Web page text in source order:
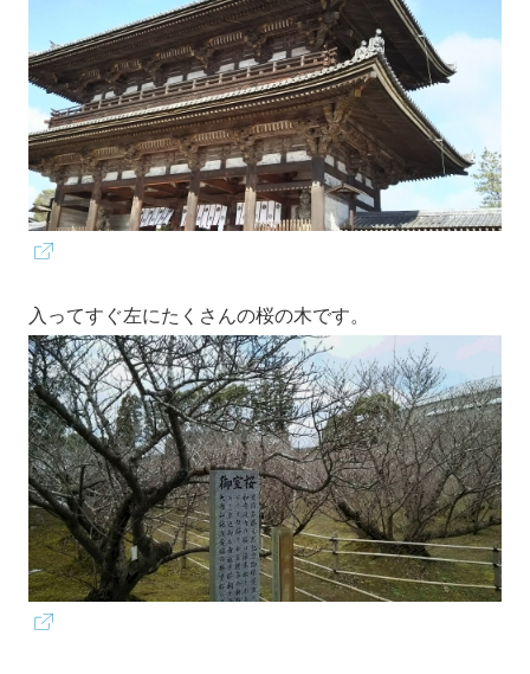
入ってすぐ左にたくさんの桜の木です。